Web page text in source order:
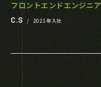
フロントエンドエンジニア
C.S
/ 2021年入社